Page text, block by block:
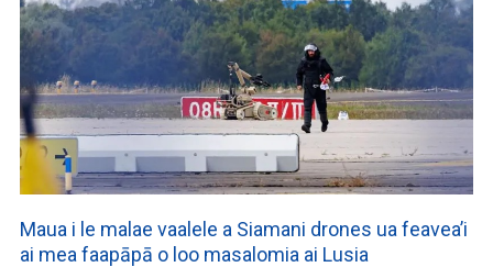
Maua i le malae vaalele a Siamani drones ua feavea’i
ai mea faapāpā o loo masalomia ai Lusia